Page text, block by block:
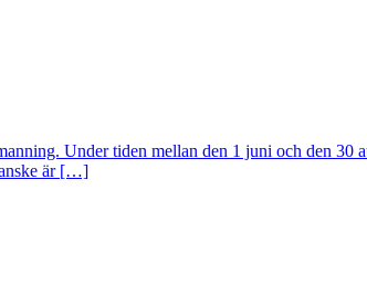
Under tiden mellan den 1 juni och den
är […]